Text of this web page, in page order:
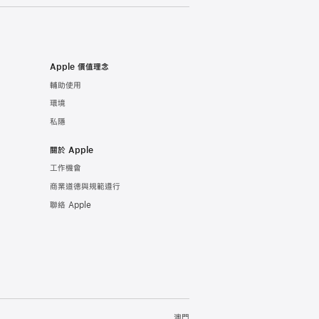
Apple 價值理念
輔助使用
環境
私隱
關於 Apple
工作機會
商業道德與規範遵行
聯絡 Apple